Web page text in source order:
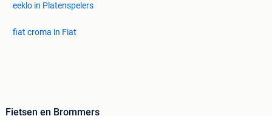
eeklo in Platenspelers
fiat croma in Fiat
Fietsen en Brommers